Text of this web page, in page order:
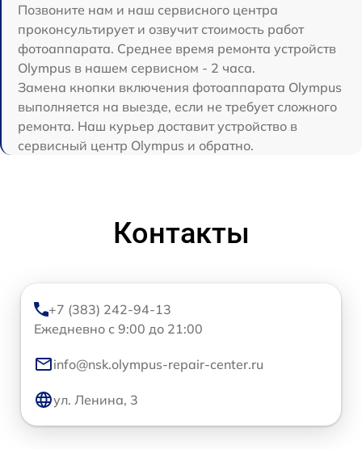
Позвоните нам и наш сервисного центра
проконсультирует и озвучит стоимость работ
фотоаппарата. Среднее время ремонта устройств
Olympus в нашем сервисном - 2 часа.
Замена кнопки включения фотоаппарата Olympus
выполняется на выезде, если не требует сложного
ремонта. Наш курьер доставит устройство в
сервисный центр Olympus и обратно.
Контакты
+7 (383) 242-94-13
Ежедневно с 9:00 до 21:00
info@nsk.olympus-repair-center.ru
ул. Ленина, 3